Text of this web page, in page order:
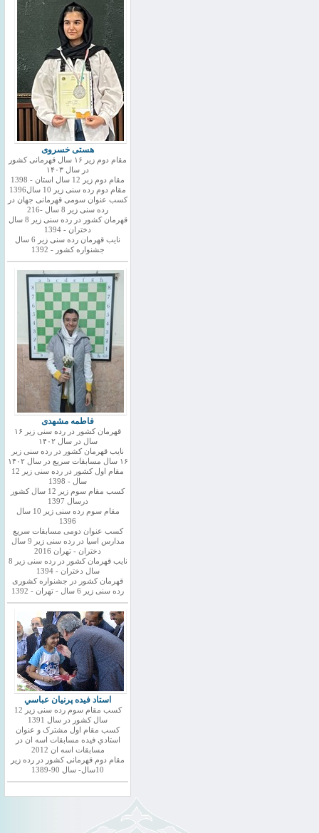
هستی خسروی
مقام دوم زیر ۱۶ سال قهرمانی کشور
در سال ۱۴۰۳
مقام دوم زیر 12 سال استان - 1398
مقام دوم رده سنی زیر 10 سال1396
کسب عنوان سومی قهرمانی جهان در
رده سنی زیر 8 سال -216
قهرمان کشور در رده سنی زیر 8 سال
دختران - 1394
نایب قهرمان رده سنی زیر 6 سال
جشنواره کشور - 1392
فاطمه مشهدی
قهرمان کشور در رده سنی زیر ۱۶
سال در سال ۱۴۰۲
نایب قهرمان کشور در رده سنی زیر
۱۶ سال مسابقات سریع در سال ۱۴۰۲
مقام اول کشور در رده سنی زیر 12
سال - 1398
کسب مقام سوم زیر 12 سال کشور
درسال 1397
مقام سوم رده سنی زیر 10 سال
1396
کسب عنوان دومی مسابقات سریع
مدارس اسیا در رده سنی زیر 9 سال
دختران - تهران 2016
نایب قهرمان کشور در رده سنی زیر 8
سال دختران - 1394
قهرمان کشور در جشنواره کشوری
رده سنی زیر 6 سال - تهران - 1392
استاد فيده پرنيان عباسي
کسب مقام سوم رده سنی زیر 12
سال کشور در سال 1391
کسب مقام اول مشترک و عنوان
استادي فيده مسابقات اسه ان در
مسابقات اسه ان 2012
مقام دوم قهرمانی کشور در رده زیر
10سال- سال 90-1389